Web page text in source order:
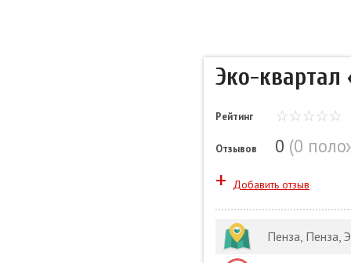
Эко-
Рейтинг
Отзывов 0 (0
+ Добавить отзыв
Пенза, Пенза,